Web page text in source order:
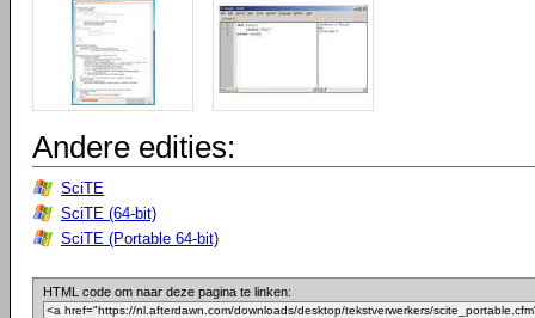
Andere edities:
SciTE
SciTE (64-bit)
SciTE (Portable 64-bit)
HTML code om naar deze pagina te linken: